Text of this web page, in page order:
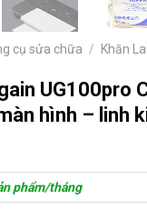
cụ sửa chữa /
Khăn
UG100pro
hình – linh
phẩm/tháng